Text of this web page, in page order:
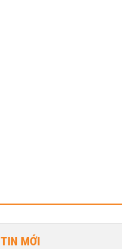
TIN MỚI